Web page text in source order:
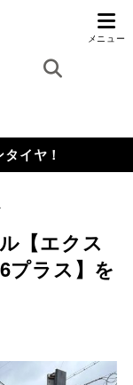
イヤ！
【エクス
プラス】を